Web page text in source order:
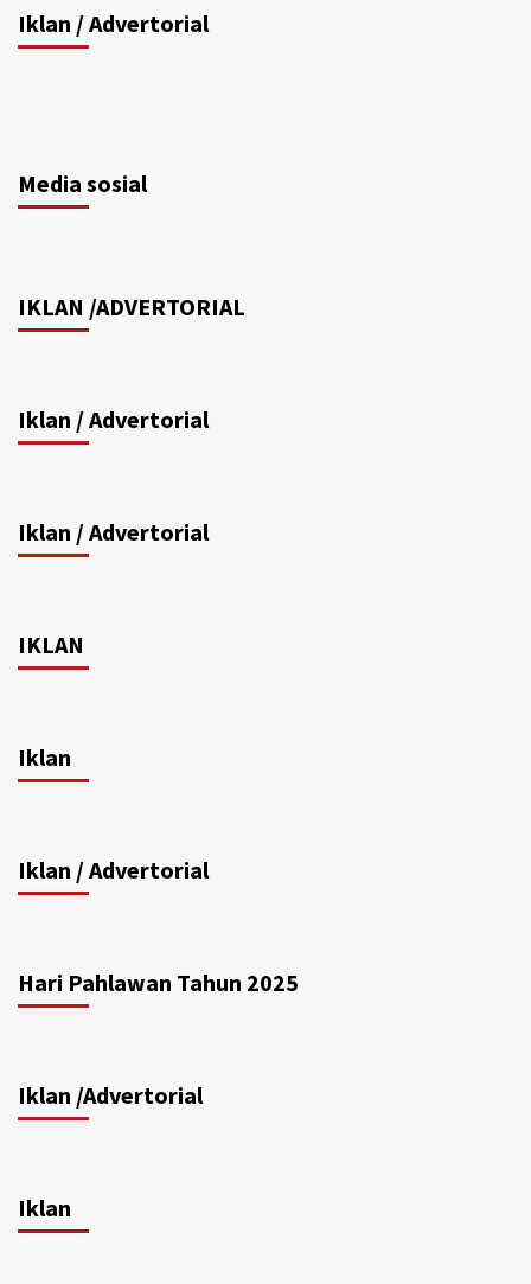
Iklan / Advertorial
Media sosial
IKLAN /ADVERTORIAL
Iklan / Advertorial
Iklan / Advertorial
IKLAN
Iklan
Iklan / Advertorial
Hari Pahlawan Tahun 2025
Iklan /Advertorial
Iklan